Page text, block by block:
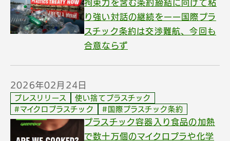
拘束力を含む条約締結に向けて粘
り強い対話の継続をーー国際プラ
スチック条約は交渉難航、今回も
合意ならず
2026年02月24日
プレスリリース
使い捨てプラスチック
#マイクロプラスチック
#国際プラスチック条約
プラスチック容器入り食品の加熱
で数十万個のマイクロプラや化学